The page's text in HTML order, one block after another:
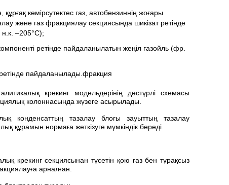
көмірсутектес газ, автобензиннің жоғары
және газ фракциялау секциясында шикізат ретінде
–205°С);
ретінде пайдаланылатын жеңіл газойль (фр.
пайдаланылады.фракция
крекинг модельдерінің дәстүрлі схемасы
колоннасында жүзеге асырылады.
конденсаттың тазалау блогы зауыттың тазалау
құрамын нормаға жеткізуге мүмкіндік береді.
крекинг секциясынан түсетін қою газ бен тұрақсыз
арналған.